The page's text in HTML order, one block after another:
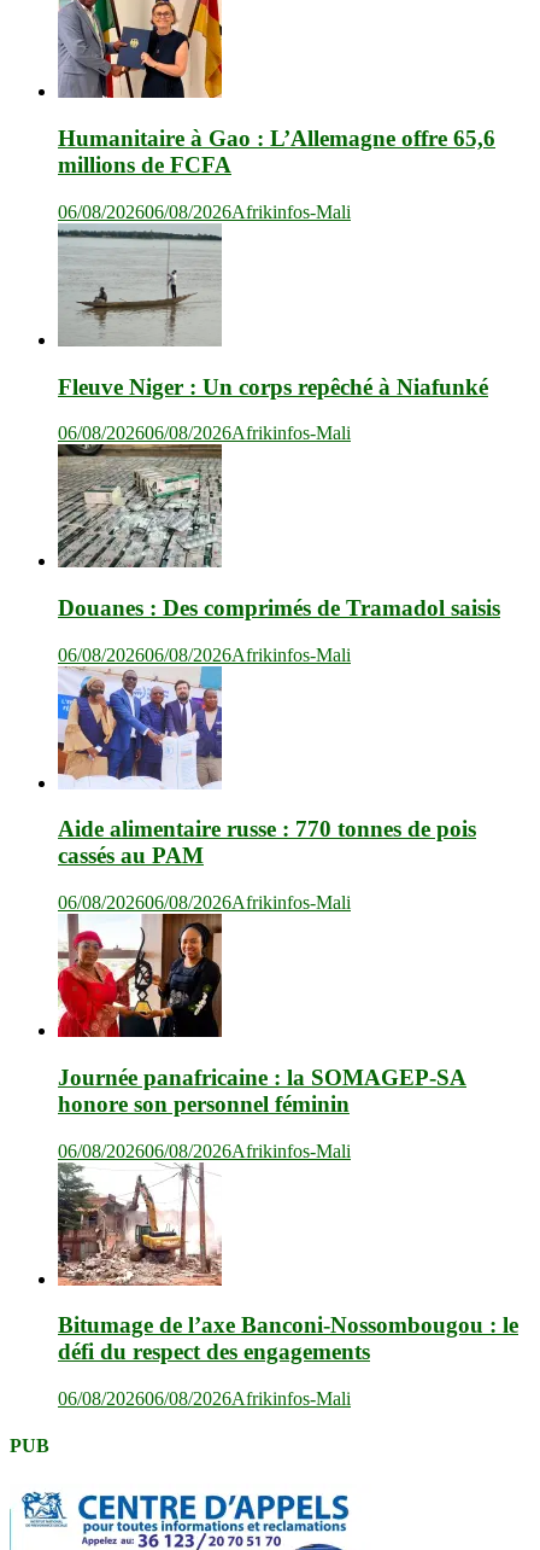
Humanitaire à Gao : L’Allemagne offre 65,6
millions de FCFA
06/08/202606/08/2026Afrikinfos-Mali
Fleuve Niger : Un corps repêché à Niafunké
06/08/202606/08/2026Afrikinfos-Mali
Douanes : Des comprimés de Tramadol saisis
06/08/202606/08/2026Afrikinfos-Mali
Aide alimentaire russe : 770 tonnes de pois
cassés au PAM
06/08/202606/08/2026Afrikinfos-Mali
Journée panafricaine : la SOMAGEP-SA
honore son personnel féminin
06/08/202606/08/2026Afrikinfos-Mali
Bitumage de l’axe Banconi-Nossombougou : le
défi du respect des engagements
06/08/202606/08/2026Afrikinfos-Mali
PUB